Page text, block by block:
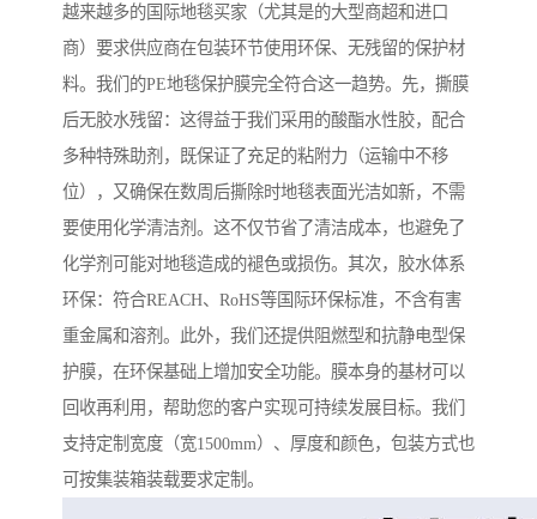
越来越多的国际地毯买家（尤其是的大型商超和进口
商）要求供应商在包装环节使用环保、无残留的保护材
料。我们的PE地毯保护膜完全符合这一趋势。先，撕膜
后无胶水残留：这得益于我们采用的酸酯水性胶，配合
多种特殊助剂，既保证了充足的粘附力（运输中不移
位），又确保在数周后撕除时地毯表面光洁如新，不需
要使用化学清洁剂。这不仅节省了清洁成本，也避免了
化学剂可能对地毯造成的褪色或损伤。其次，胶水体系
环保：符合REACH、RoHS等国际环保标准，不含有害
重金属和溶剂。此外，我们还提供阻燃型和抗静电型保
护膜，在环保基础上增加安全功能。膜本身的基材可以
回收再利用，帮助您的客户实现可持续发展目标。我们
支持定制宽度（宽1500mm）、厚度和颜色，包装方式也
可按集装箱装载要求定制。